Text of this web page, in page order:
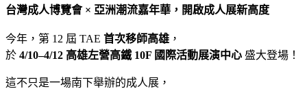
台灣成人博覽會 × 亞洲潮流嘉年華，開啟成人展新高度
今年，第 12 屆 TAE 首次移師高雄 ，
於 4/10–4/12 高雄左營高鐵 10F 國際活動展演中心 盛大登場！
這不只是一場南下舉辦的成人展，